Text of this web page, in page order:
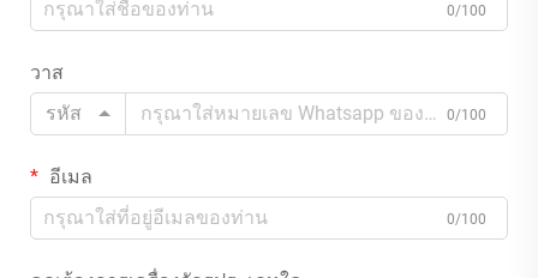
0/100
วาส
รหัส
0/100
อีเมล
0/100